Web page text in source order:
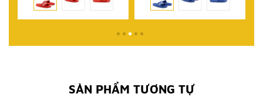
SẢN PHẨM TƯƠNG TỰ